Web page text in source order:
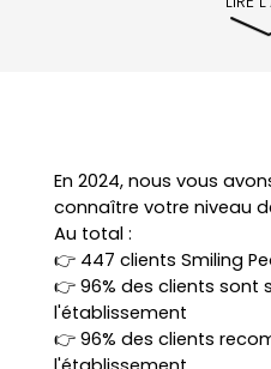
En 2024, nous vous
connaître votre niveau
Au total :
👉 447 clients Smiling
👉 96% des clients sont
l'établissement
👉 96% des clients